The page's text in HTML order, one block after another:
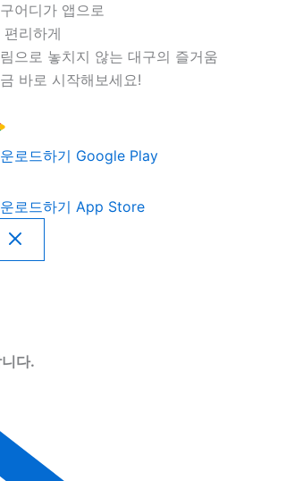
어디가 앱으로
편리하게
으로 놓치지 않는 대구의 즐거움
바로 시작해보세요!
로드하기 Google Play
로드하기 App Store
다.